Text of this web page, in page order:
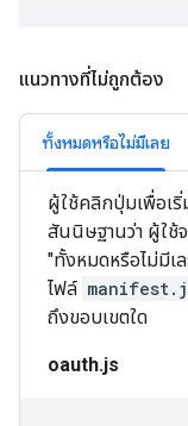
แนวทางที่ไม่ถูกต้อง
ทั้งหมดหรือไม่มีเลย
ผู้ใช้คลิกปุ่มเพื่อเ
สันนิษฐานว่า ผู้ใช้
"ทั้งหมดหรือไม่มีเ
ไฟล์
ถึงขอบเขตใด
oauth.js